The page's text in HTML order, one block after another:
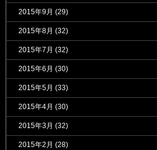
2015年9月 (29)
2015年8月 (32)
2015年7月 (32)
2015年6月 (30)
2015年5月 (33)
2015年4月 (30)
2015年3月 (32)
2015年2月 (28)